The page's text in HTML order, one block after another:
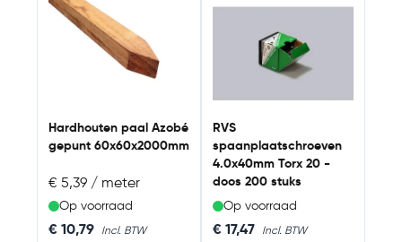
Hardhouten paal Azobé
gepunt 60x60x2000mm
€ 5,39 / meter
Op voorraad
€ 10,79
RVS
spaanplaatschroeven
4.0x40mm Torx 20 -
doos 200 stuks
Op voorraad
€ 17,47